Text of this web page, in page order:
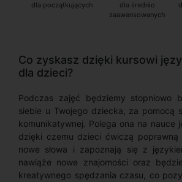
dla początkujących
dla średnio
zaawansowanych
Co zyskasz dzięki kursowi
dla dzieci?
Podczas zajęć będziemy stopniowo
siebie u Twojego dziecka, za pomocą
komunikatywnej. Polega ona na nauce
dzięki czemu dzieci ćwiczą poprawną
nowe słowa i zapoznają się z
nawiąże nowe znajomości oraz
kreatywnego spędzania czasu, co